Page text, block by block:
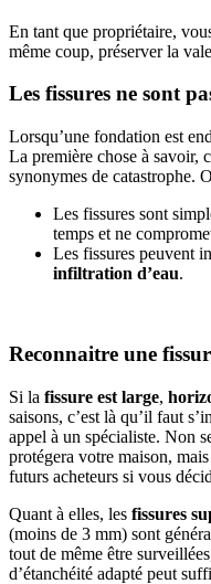
En tant que propriétaire,
même coup, préserver la
Les fissures ne sont
Lorsqu’une fondation est
La première chose à savoir,
synonymes de catastrophe.
Les fissures sont
temps et ne
Les fissures peuvent
infiltration d’eau.
Reconnaitre une
Si la fissure est large,
saisons, c’est là qu’il faut
appel à un spécialiste. Non
protégera votre maison,
futurs acheteurs si vous
Quant à elles, les fissures
(moins de 3 mm) sont
tout de même être
d’étanchéité adapté peut